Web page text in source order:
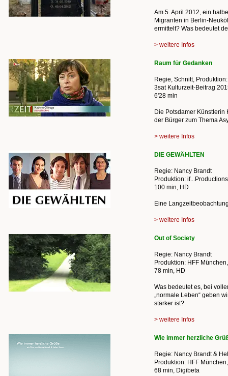
Am 5. April 2012, ein
Migranten in Berlin-
ermittelt? Was bedeutet
> weitere Infos
Raum für Gedanken
Regie, Schnitt,
3sat Kulturzeit-Beitrag
6'28 min
Die Potsdamer
der Bürger zum Thema
> weitere Infos
DIE GEWÄHLTEN
Regie: Nancy Brandt
Produktion:
100 min, HD
Eine
> weitere Infos
Out of Society
Regie: Nancy Brandt
Produktion: HFF
78 min, HD
Was bedeutet es, bei
„normale Leben“ geben
stärker ist?
> weitere Infos
Wie immer herzliche
Regie: Nancy Brandt &
Produktion: HFF
68 min, Digibeta